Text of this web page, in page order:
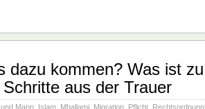
dazu kommen? Was ist
aus der Trauer
Mann Islam Mhallami Migration Pflicht Rechtsordnung